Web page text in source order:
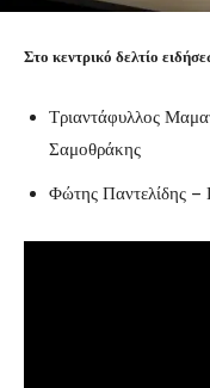
Στο κεντρικό δελτίο
Τριαντάφυλλος
Σαμοθράκης
Φώτης Παντελίδης –